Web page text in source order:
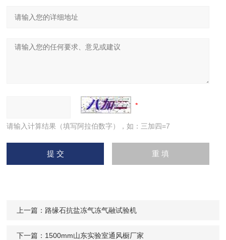
请输入计算结果（填写阿拉伯数字），如：三加四=7
上一篇： 路缘石抗盐冻气冻气融试验机
下一篇： 1500mm山东实验室通风橱厂家